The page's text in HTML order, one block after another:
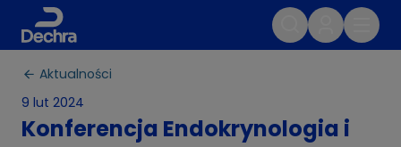
Aktualności
9 lut 2024
Konferencja Endokrynologia i